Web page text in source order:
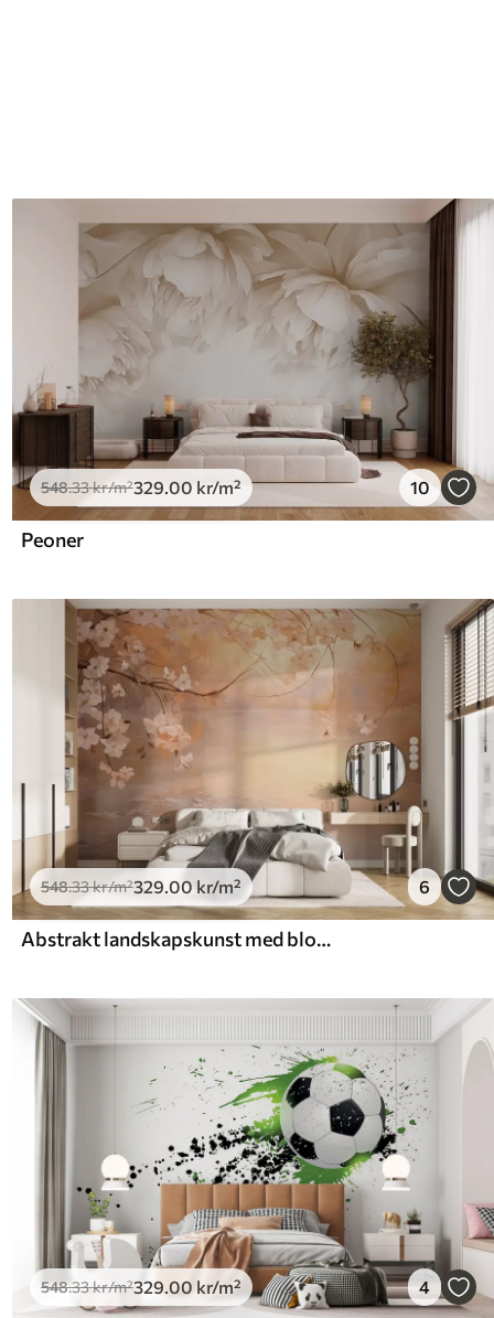
548.33kr/m²329 .00 kr/m² 10
Peoner
548.33kr/m²329.00 kr/m² 6
Abstrakt landskapskunst med blomstrende grener og hvite blomster som henger over en innsjø, myke pastellfarger
548.33kr/m²329 .00 kr/m² 4